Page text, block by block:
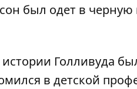
был одет в
Голливуда
в детской